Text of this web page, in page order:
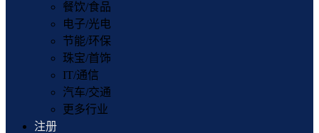
餐饮/食品
电子/光电
节能/环保
珠宝/首饰
IT/通信
汽车/交通
更多行业
注册